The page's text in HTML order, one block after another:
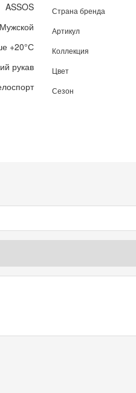
ASSOS Страна бренда
Мужской Артикул
+20°С Коллекция
рукав Цвет
Сезон